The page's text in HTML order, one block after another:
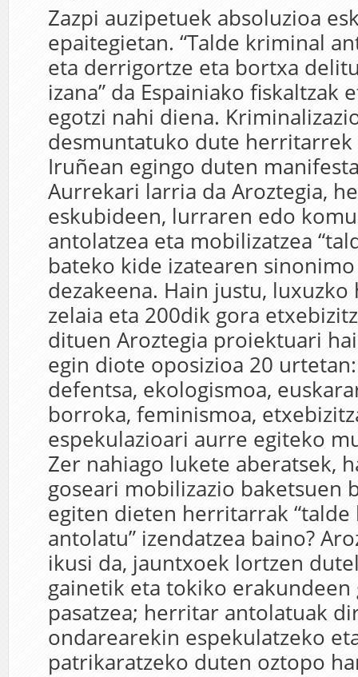
Zazpi auzipetuek absoluzioa
epaitegietan. “Talde kriminal
eta derrigortze eta bortxa
izana” da Espainiako fiskaltzak
egotzi nahi diena.
desmuntatuko dute herritarrek
Iruñean egingo duten
Aurrekari larria da Aroztegia,
eskubideen, lurraren edo
antolatzea eta mobilizatzea
bateko kide izatearen
dezakeena. Hain justu, luxuzko
zelaia eta 200dik gora
dituen Aroztegia proiektuari
egin diote oposizioa 20
defentsa, ekologismoa,
borroka, feminismoa,
espekulazioari aurre egiteko
Zer nahiago lukete aberatsek,
goseari mobilizazio baketsuen
egiten dieten herritarrak
antolatu” izendatzea baino?
ikusi da, jauntxoek lortzen
gainetik eta tokiko erakundeen
pasatzea; herritar antolatuak
ondarearekin espekulatzeko
patrikaratzeko duten oztopo